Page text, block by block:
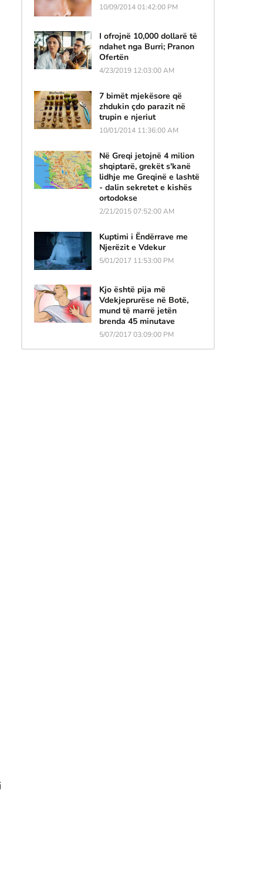
10/09/2014 01:42:00 PM
I ofrojnë 10,000 dollarë të
ndahet nga Burri; Pranon
Ofertën
4/23/2019 12:03:00 AM
7 bimët mjekësore që
zhdukin çdo parazit në
trupin e njeriut
10/01/2014 11:36:00 AM
Në Greqi jetojnë 4 milion
shqiptarë, grekët s'kanë
lidhje me Greqinë e lashtë
- dalin sekretet e kishës
ortodokse
2/21/2015 07:52:00 AM
Kuptimi i Ëndërrave me
Njerëzit e Vdekur
5/01/2017 11:53:00 PM
Kjo është pija më
Vdekjeprurëse në Botë,
mund të marrë jetën
brenda 45 minutave
5/07/2017 03:09:00 PM